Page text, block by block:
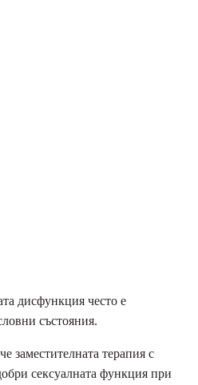
дисфункция често е
състояния.
заместителната терапия с
сексуалната функция при